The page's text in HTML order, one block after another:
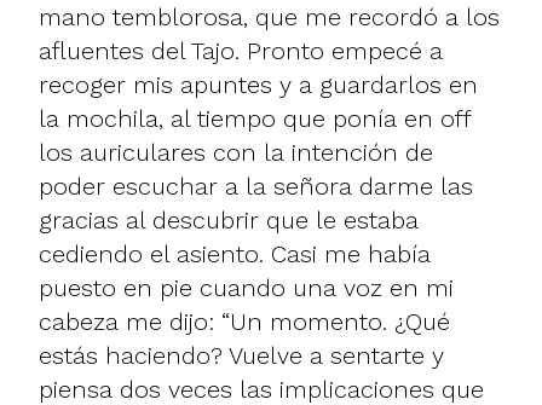
mano temblorosa, que me recordó a los
afluentes del Tajo. Pronto empecé a
recoger mis apuntes y a guardarlos en
la mochila, al tiempo que ponía en off
los auriculares con la intención de
poder escuchar a la señora darme las
gracias al descubrir que le estaba
cediendo el asiento. Casi me había
puesto en pie cuando una voz en mi
cabeza me dijo: “Un momento. ¿Qué
estás haciendo? Vuelve a sentarte y
piensa dos veces las implicaciones que